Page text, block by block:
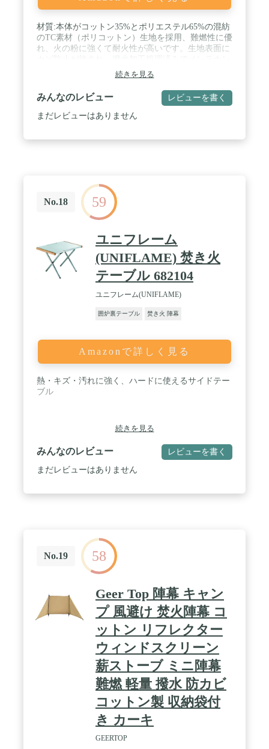
材質:本体がコットン35%とポリエステル65%の混紡
のTC素材（ポリコットン）生地を採用、難燃性に優
れ、火の粉に強くて耐火性が高いです。生地表面に
スしやすいです。 専用フレームはA7075超々ジュラ
ルミンを採用、特徴が十分な強度が備えながら、軽
さも維持してくれ、軽量性且つ耐久性に優れていま
す。 / サイズ: 設営時（約）8.55ｍX1.4ｍとなり、収
納時(約)65x20x18cmとのコンパクトサイズに抑えら
x6本、ジョイント式で、組立が非常に易いです。ま
た、コンパクトに抑えられて荷物に負担をかけず気
軽に持ち運びます。 / 多彩な使い方:ご設営するバー
ジョンや季節などに応じて多彩な張り方を自由自在
にアレンジすることが可能です。例えば、肌寒い時
の風よけ、焚き火のリフレクター、タープ周りのサ
イドウォール、テント入口の目隠しシート、プライ
ベート空間の設置、自由サイトの間仕切りなど多数
のレイアウトを実現することができます。
続きを見る
みんなのレビュー レビューを書く
まだレビューはありません
No.18 59
ユニフレーム
(UNIFLAME) 焚き火
テーブル 682104
ユニフレーム(UNIFLAME)
囲炉裏テーブル 焚き火 陣幕
Amazonで詳しく見る
熱・キズ・汚れに強く、ハードに使えるサイドテー
ブル
続きを見る
みんなのレビュー レビューを書く
まだレビューはありません
No.19 58
Geer Top 陣幕 キャン
プ 風避け 焚火陣幕 コ
ットン リフレクター
ウィンドスクリーン
薪ストーブ ミニ陣幕
難燃 軽量 撥水 防カビ
コットン製 収納袋付
き カーキ
GEERTOP